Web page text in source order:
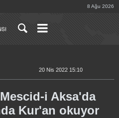
8 Ağu 2026
20 Nis 2022 15:10
i Aksa'da
Kur'an okuyor